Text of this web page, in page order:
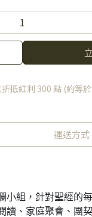
抵紅利 300 點 (約等於
運送方式
小組，針對聖經的
讀、家庭聚會、團